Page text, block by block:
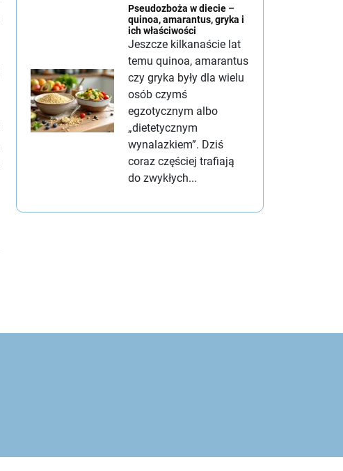
Pseudozboża w diecie –
quinoa, amarantus, gryka i
ich właściwości
Jeszcze kilkanaście lat
temu quinoa, amarantus
czy gryka były dla wielu
osób czymś
egzotycznym albo
„dietetycznym
wynalazkiem”. Dziś
coraz częściej trafiają
do zwykłych...